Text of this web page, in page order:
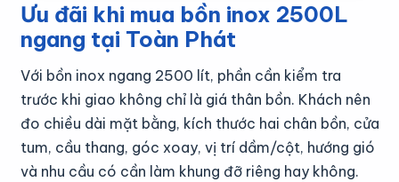
Ưu đãi khi mua bồn inox 2500L
ngang tại Toàn Phát
Với bồn inox ngang 2500 lít, phần cần kiểm tra
trước khi giao không chỉ là giá thân bồn. Khách nên
đo chiều dài mặt bằng, kích thước hai chân bồn, cửa
tum, cầu thang, góc xoay, vị trí dầm/cột, hướng gió
và nhu cầu có cần làm khung đỡ riêng hay không.